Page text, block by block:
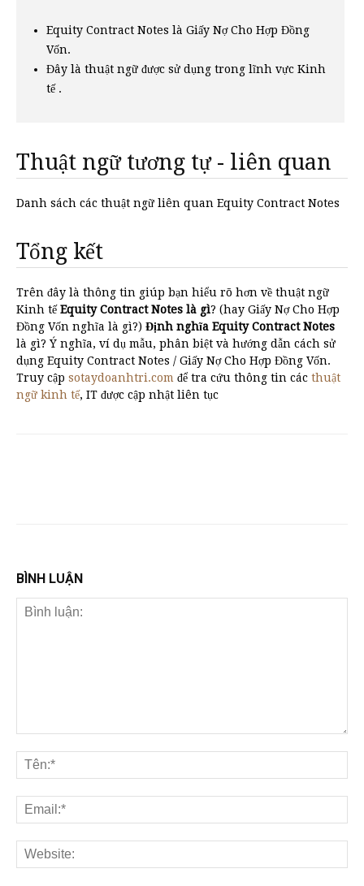
Equity Contract Notes là Giấy Nợ Cho Hợp Đồng
Vốn.
Đây là thuật ngữ được sử dụng trong lĩnh vực Kinh
tế .
Thuật ngữ tương tự - liên quan
Danh sách các thuật ngữ liên quan Equity Contract Notes
Tổng kết
Trên đây là thông tin giúp bạn hiểu rõ hơn về thuật ngữ
Kinh tếEquity Contract Notes là gì? (hay Giấy Nợ Cho Hợp
Đồng Vốn nghĩa là gì?) Định nghĩa Equity Contract Notes
là gì? Ý nghĩa, ví dụ mẫu, phân biệt và hướng dẫn cách sử
dụng Equity Contract Notes / Giấy Nợ Cho Hợp Đồng Vốn.
Truy cập sotaydoanhtri.com để tra cứu thông tin các thuật
ngữ kinh tế, IT được cập nhật liên tục
BÌNH LUẬN